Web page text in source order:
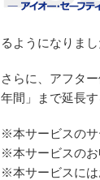
るようになりまし
さらに、アフタ
年間」まで延長す
※本サービスのサ
※本サービスのお
※本サービスには